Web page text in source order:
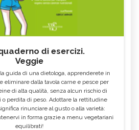
di esercizi.
Veggie
guida di una dietologa, apprenderete in
eliminare dalla tavola carne e pesce per
di alta qualità, senza alcun rischio di
o perdita di peso. Adottare la rettitudine
rinunciare al gusto o alla varietà:
in forma grazie a menu vegetariani
equilibrati!